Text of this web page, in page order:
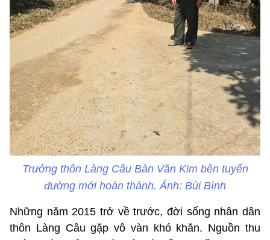
Trưởng thôn Làng Câu Bàn Văn Kim bên tuyến
đường mới hoàn thành. Ảnh: Bùi Bình
Những năm 2015 trở về trước, đời sống nhân dân
thôn Làng Câu gặp vô vàn khó khăn. Nguồn thu